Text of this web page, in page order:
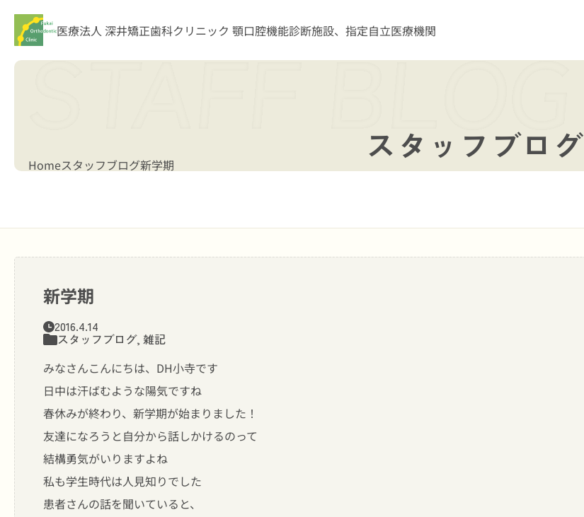
医療法人 深井矯正歯科クリニック 顎口腔機能診断施設、指定自立医療機関
スタッフブログ
Homeスタッフブログ新学期
新学期
2016.4.14
スタッフブログ, 雑記
みなさんこんにちは、DH小寺です
日中は汗ばむような陽気ですね
春休みが終わり、新学期が始まりました！
友達になろうと自分から話しかけるのって
結構勇気がいりますよね
私も学生時代は人見知りでした
患者さんの話を聞いていると、